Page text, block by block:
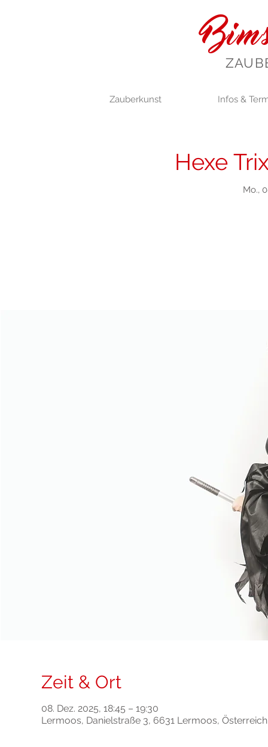
Zauberkunst Infos &
Hexe
Mo.,
Zeit & Ort
08. Dez. 2025, 18:45 – 19:30
Lermoos, Danielstraße 3, 6631 Lermoos, Österreich